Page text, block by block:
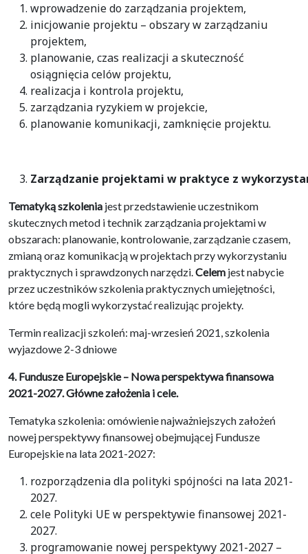
wprowadzenie do zarządzania projektem,
inicjowanie projektu – obszary w zarządzaniu
projektem,
planowanie, czas realizacji a skuteczność
osiągnięcia celów projektu,
realizacja i kontrola projektu,
zarządzania ryzykiem w projekcie,
planowanie komunikacji, zamknięcie projektu.
Zarządzanie projektami w praktyce z
Tematyką szkolenia jest przedstawienie uczestnikom
skutecznych metod i technik zarządzania projektami w
obszarach: planowanie, kontrolowanie, zarządzanie czasem,
zmianą oraz komunikacją w projektach przy wykorzystaniu
praktycznych i sprawdzonych narzędzi.Celem jest nabycie
przez uczestników szkolenia praktycznych umiejętności,
które będą mogli wykorzystać realizując projekty.
Termin realizacji szkoleń: maj-wrzesień 2021, szkolenia
wyjazdowe 2-3 dniowe
4. Fundusze Europejskie – Nowa perspektywa finansowa
2021-2027. Główne założenia i cele.
Tematyka szkolenia: omówienie najważniejszych założeń
nowej perspektywy finansowej obejmującej Fundusze
Europejskie na lata 2021-2027:
rozporządzenia dla polityki spójności na lata 2021-
2027.
cele Polityki UE w perspektywie finansowej 2021-
2027.
programowanie nowej perspektywy 2021-2027 –